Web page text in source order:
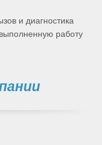
и диагностика
работу